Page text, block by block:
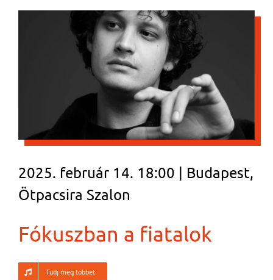
2025. február 14. 18:00 | Budapest,
Ötpacsira Szalon
Fókuszban a fiatalok
Tudj meg többet